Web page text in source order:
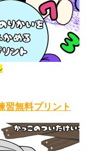
習無料プリント